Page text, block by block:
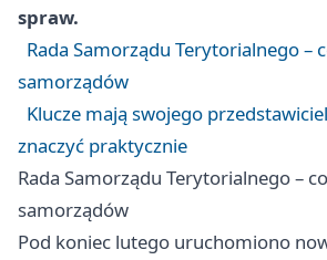
spraw.
Rada Samorządu Terytorialnego –
samorządów
Klucze mają swojego
znaczyć praktycznie
Rada Samorządu Terytorialnego –
samorządów
Pod koniec lutego uruchomiono